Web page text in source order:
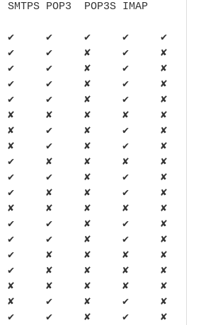
POP3  POP3S IMAP
✔     ✔     ✔     ✔     ✔
✔     ✔     ✘     ✔     ✘
✔     ✔     ✘     ✔     ✘
✔     ✔     ✘     ✔     ✘
✔     ✔     ✘     ✔     ✘
✘     ✘     ✘     ✘     ✘
✘     ✔     ✘     ✔     ✘
✘     ✔     ✘     ✔     ✘
✔     ✘     ✘     ✘     ✘
✔     ✔     ✘     ✔     ✘
✔     ✘     ✘     ✔     ✘
✘     ✘     ✘     ✘     ✘
✔     ✔     ✘     ✔     ✘
✔     ✔     ✘     ✔     ✘
✔     ✘     ✘     ✘     ✘
✔     ✘     ✘     ✘     ✘
✘     ✘     ✘     ✘     ✘
✘     ✔     ✘     ✔     ✘
✔     ✔     ✘     ✔     ✘